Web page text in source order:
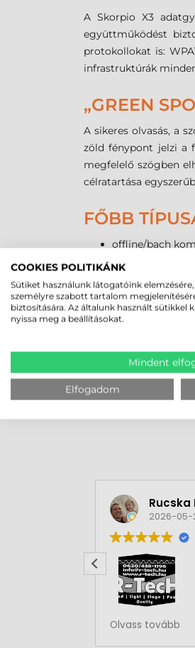
A Skorpio X3
együttműködést
protokollokat is:
infrastruktúrák
„GREEN
A sikeres olvasás, a
zöld fénypont jelzi a
megfelelő szögben
célratartása
FŐBB
offline/bach
vagy Windows
online WiFi és
kézi vagy
Rucska
2026-05-
Rendben volt a
Olvass tovább
COOKIES POLITIKÁNK
Sütiket használunk látogatóink
személyre szabott tartalom
biztosítására. Az általunk használt
nyissa meg a beállításokat.
Mindent
Elfogadom